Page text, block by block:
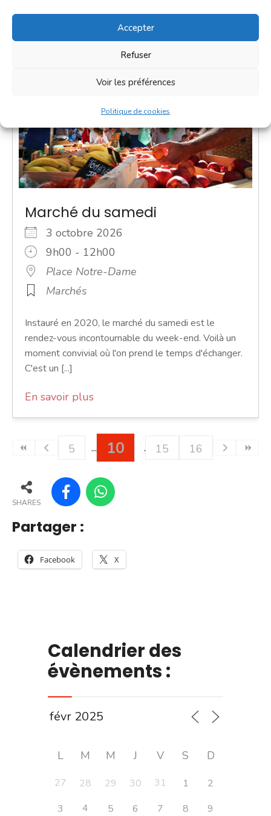
Accepter
Refuser
Voir les préférences
Politique de cookies
Marché du samedi
3 octobre 2026
9h00 - 12h00
Place Notre-Dame
Marchés
Instauré en 2020, le marché du samedi est le
rendez-vous incontournable du week-end. Voilà un
moment convivial où l'on prend le temps d'échanger.
C'est un [...]
En savoir plus
5 10 15 16
SHARES
Partager :
Facebook X
Calendrier des
évènements :
L M M J V S D
27 28 29 30 31 1
2
3
4 5 6 7 8
9